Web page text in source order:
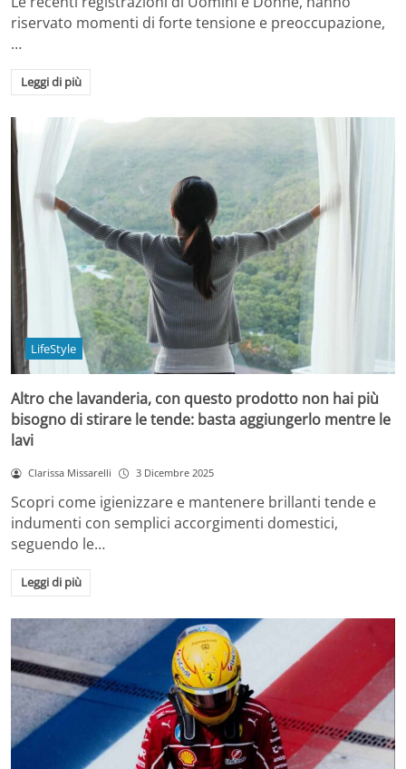
riservato momenti di forte tensione e preoccupazione,
…
Leggi di più
LifeStyle
Altro che lavanderia, con questo prodotto non hai più
bisogno di stirare le tende: basta aggiungerlo mentre le
lavi
Clarissa Missarelli 3 Dicembre 2025
Scopri come igienizzare e mantenere brillanti tende e
indumenti con semplici accorgimenti domestici,
seguendo le…
Leggi di più